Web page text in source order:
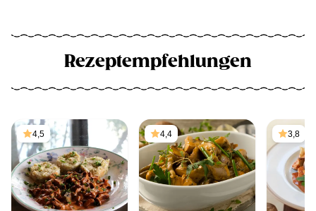
Rezeptempfehlungen
4,5 4,4 3,8